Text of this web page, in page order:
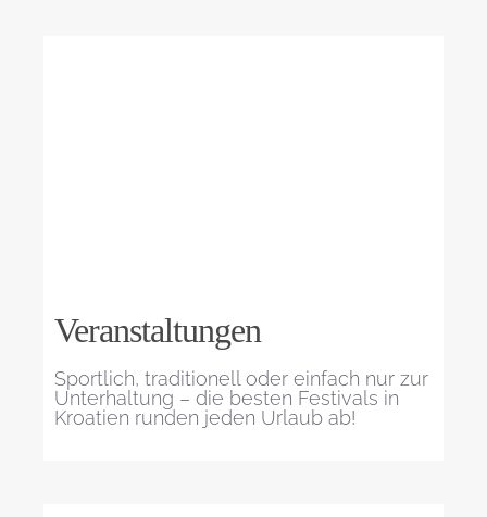
Veranstaltungen
Sportlich, traditionell oder einfach nur zur
Unterhaltung – die besten Festivals in
Kroatien runden jeden Urlaub ab!